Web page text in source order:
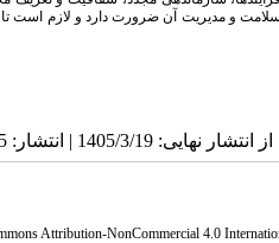
و مدیریت آن ضرورت دارد و لازم است تا
Attribution-NonCommercial 4.0